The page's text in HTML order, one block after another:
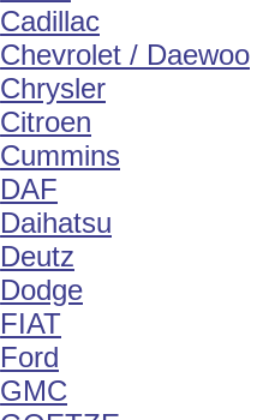
Cadillac
Chevrolet / Daewoo
Chrysler
Citroen
Cummins
DAF
Daihatsu
Deutz
Dodge
FIAT
Ford
GMC